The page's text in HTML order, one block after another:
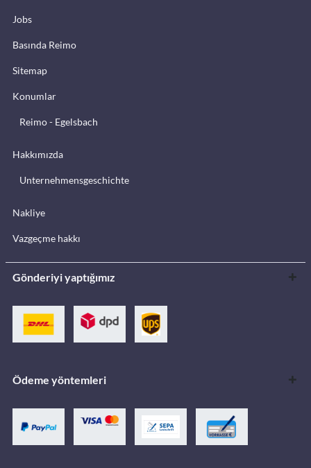
Jobs
Basında Reimo
Sitemap
Konumlar
Reimo - Egelsbach
Hakkımızda
Unternehmensgeschichte
Nakliye
Vazgeçme hakkı
Gönderiyi yaptığımız
Ödeme yöntemleri